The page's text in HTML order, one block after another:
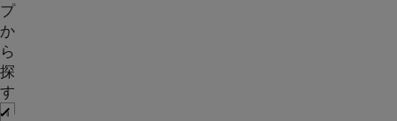
プ
か
ら
探
す